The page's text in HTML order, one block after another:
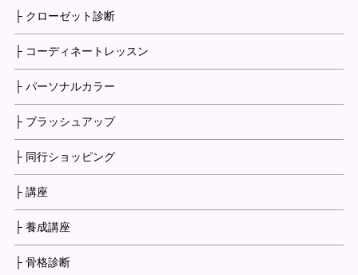
├ クローゼット診断
├ コーディネートレッスン
├ パーソナルカラー
├ ブラッシュアップ
├ 同行ショッピング
├ 講座
├ 養成講座
├ 骨格診断